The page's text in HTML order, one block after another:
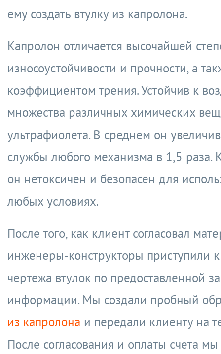
ему создать втулку из капролона.
Капролон отличается высочайшей
износоустойчивости и прочности, а
коэффициентом трения. Устойчив к
множества различных химических
ультрафиолета. В среднем он
службы любого механизма в 1,5 раза.
он нетоксичен и безопасен для
любых условиях.
После того, как клиент согласовал
инженеры-конструкторы приступили
чертежа втулок по предоставленной
информации. Мы создали пробный
из капролона и передали клиенту на
После согласования и оплаты счета